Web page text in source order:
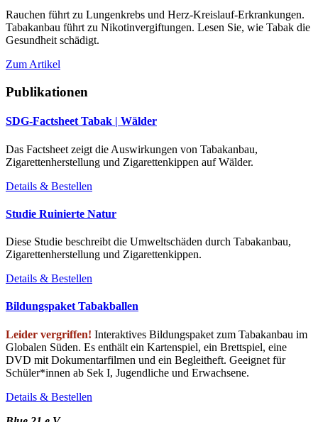
Rauchen führt zu Lungenkrebs und Herz-Kreislauf-Erkrankungen.
Tabakanbau führt zu Nikotinvergiftungen. Lesen Sie, wie Tabak die
Gesundheit schädigt.
Zum Artikel
Publikationen
SDG-Factsheet Tabak | Wälder
Das Factsheet zeigt die Auswirkungen von Tabakanbau,
Zigarettenherstellung und Zigarettenkippen auf Wälder.
Details & Bestellen
Studie Ruinierte Natur
Diese Studie beschreibt die Umweltschäden durch Tabakanbau,
Zigarettenherstellung und Zigarettenkippen.
Details & Bestellen
Bildungspaket Tabakballen
Leider vergriffen! Interaktives Bildungspaket zum Tabakanbau im
Globalen Süden. Es enthält ein Kartenspiel, ein Brettspiel, eine
DVD mit Dokumentarfilmen und ein Begleitheft. Geeignet für
Schüler*innen ab Sek I, Jugendliche und Erwachsene.
Details & Bestellen